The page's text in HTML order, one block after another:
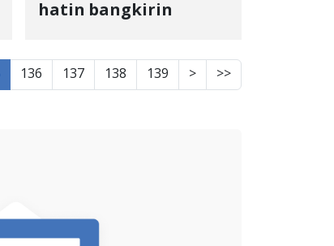
hatin bangkirin
136 137 138 139 > >>